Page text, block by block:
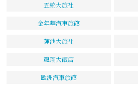
五統大旅社
金年華汽車旅館
蓮池大旅社
龍翔大飯店
歐洲汽車旅館